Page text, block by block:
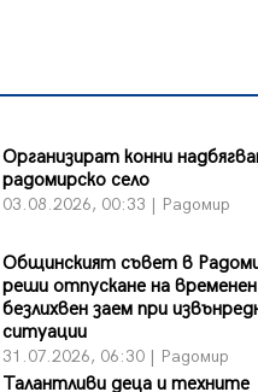
Организират конни
радомирско село
03.08.2026, 00:33 | Радомир
Общинският съвет в
реши отпускане на временен
безлихвен заем при
ситуации
31.07.2026, 06:30 | Радомир
Талантливи деца и техните